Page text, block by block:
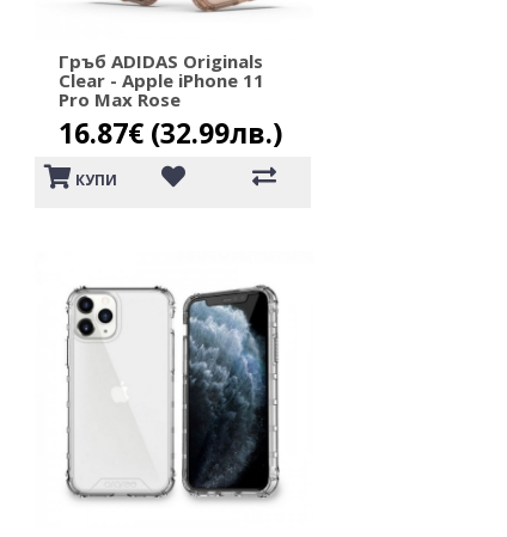
Гръб ADIDAS Originals
Clear - Apple iPhone 11
Pro Max Rose
16.87€ (32.99лв.)
КУПИ